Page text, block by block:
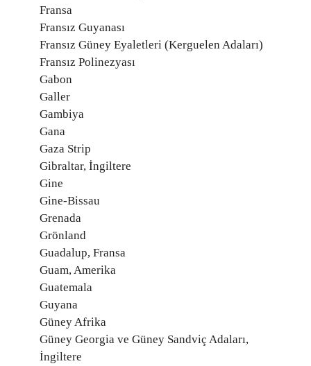
Fransa
Fransız Guyanası
Fransız Güney Eyaletleri (Kerguelen Adaları)
Fransız Polinezyası
Gabon
Galler
Gambiya
Gana
Gaza Strip
Gibraltar, İngiltere
Gine
Gine-Bissau
Grenada
Grönland
Guadalup, Fransa
Guam, Amerika
Guatemala
Guyana
Güney Afrika
Güney Georgia ve Güney Sandviç Adaları,
İngiltere